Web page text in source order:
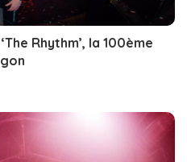
Rhythm’, la 100ème